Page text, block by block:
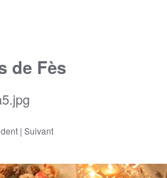
de Fès
| Suivant